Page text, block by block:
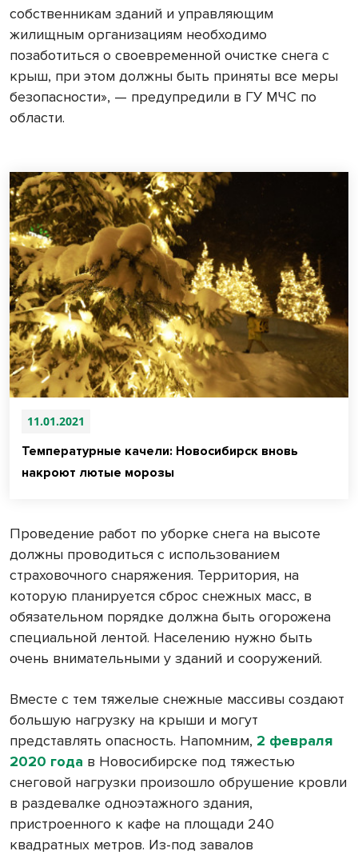
собственникам зданий и управляющим
жилищным организациям необходимо
позаботиться о своевременной очистке снега с
крыш, при этом должны быть приняты все меры
безопасности», — предупредили в ГУ МЧС по
области.
11.01.2021
Температурные качели: Новосибирск вновь
накроют лютые морозы
Проведение работ по уборке снега на высоте
должны проводиться с использованием
страховочного снаряжения. Территория, на
которую планируется сброс снежных масс, в
обязательном порядке должна быть огорожена
специальной лентой. Населению нужно быть
очень внимательными у зданий и сооружений.
Вместе с тем тяжелые снежные массивы создают
большую нагрузку на крыши и могут
представлять опасность. Напомним, 2 февраля
2020 года в Новосибирске под тяжестью
снеговой нагрузки произошло обрушение кровли
в раздевалке одноэтажного здания,
пристроенного к кафе на площади 240
квадратных метров. Из-под завалов